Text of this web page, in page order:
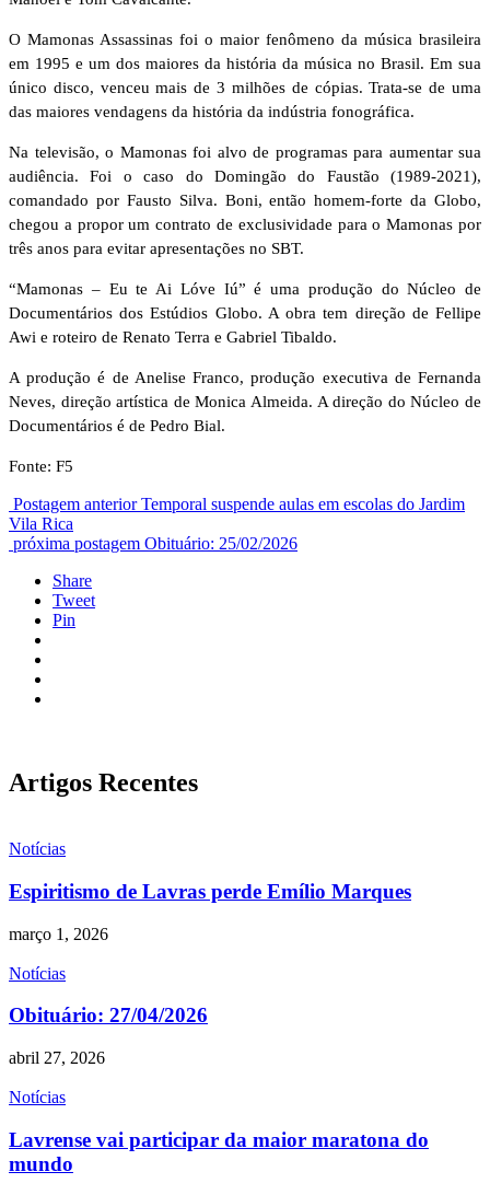
O Mamonas Assassinas foi o maior fenômeno da música brasileira
em 1995 e um dos maiores da história da música no Brasil. Em sua
único disco, venceu mais de 3 milhões de cópias. Trata-se de uma
das maiores vendagens da história da indústria fonográfica.
Na televisão, o Mamonas foi alvo de programas para aumentar sua
audiência. Foi o caso do Domingão do Faustão (1989-2021),
comandado por Fausto Silva. Boni, então homem-forte da Globo,
chegou a propor um contrato de exclusividade para o Mamonas por
três anos para evitar apresentações no SBT.
“Mamonas – Eu te Ai Lóve Iú” é uma produção do Núcleo de
Documentários dos Estúdios Globo. A obra tem direção de Fellipe
Awi e roteiro de Renato Terra e Gabriel Tibaldo.
A produção é de Anelise Franco, produção executiva de Fernanda
Neves, direção artística de Monica Almeida. A direção do Núcleo de
Documentários é de Pedro Bial.
Fonte: F5
Postagem anterior Temporal suspende aulas em escolas do Jardim
Vila Rica
próxima postagem Obituário: 25/02/2026
Share
Tweet
Pin
Artigos Recentes
Notícias
Espiritismo de Lavras perde Emílio Marques
março 1, 2026
Notícias
Obituário: 27/04/2026
abril 27, 2026
Notícias
Lavrense vai participar da maior maratona do
mundo